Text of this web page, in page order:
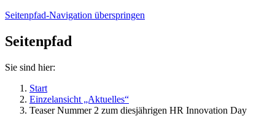
Seitenpfad-Navigation überspringen
Seitenpfad
Sie sind hier:
Start
Einzelansicht „Aktuelles“
Teaser Nummer 2 zum diesjährigen HR Innovation Day